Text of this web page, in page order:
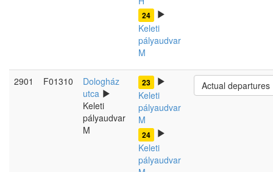
24
Keleti
pályaudvar
M
2901 F01310
Dologház
utca
Keleti
pályaudvar
M
23
Keleti
pályaudvar
M
24
Keleti
pályaudvar
Actual departures